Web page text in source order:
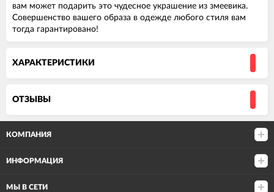
вам может подарить это чудесное украшение из змеевика.
Совершенство вашего образа в одежде любого стиля вам
тогда гарантировано!
ХАРАКТЕРИСТИКИ
ОТЗЫВЫ
КОМПАНИЯ
ИНФОРМАЦИЯ
МЫ В СЕТИ